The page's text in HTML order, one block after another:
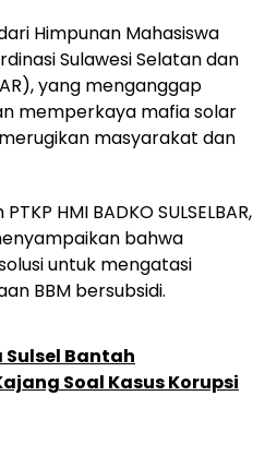
Himpunan Mahasiswa
Sulawesi Selatan dan
yang menganggap
memperkaya mafia solar
masyarakat dan
HMI BADKO SULSELBAR,
bahwa
untuk mengatasi
BBM bersubsidi.
Sulsel Bantah
Soal Kasus Korupsi